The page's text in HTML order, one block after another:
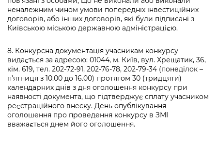
неналежним чином умови попередніх інвестиційних
договорів, або інших договорів, які були підписані з
Київською міською державною адміністрацією.
8. Конкурсна документація учасникам конкурсу
видається за адресою: 01044, м. Київ, вул. Хрещатик, 36,
кім. 619, тел. 202-72-91, 202-76-78, 202-79-34 (понеділок –
п’ятниця з 10.00 до 16.00) протягом 30 (тридцяти)
календарних днів з дня оголошення конкурсу при
наявності документа, що підтверджує сплату учасником
реєстраційного внеску. День опублікування
оголошення про проведення конкурсу в ЗМІ
вважається днем його оголошення.